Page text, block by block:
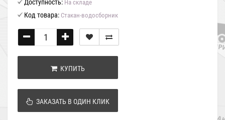
Доступность: На складе
Код товара: Стакан-водосборник
КУПИТЬ
ЗАКАЗАТЬ В ОДИН КЛИК